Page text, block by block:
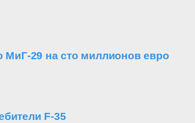
МиГ-29 на сто миллионов евро
F-35